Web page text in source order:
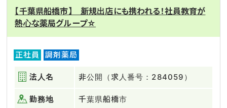
【千葉県船橋市】 新規出店にも携われる！社員教育が
熱心な薬局グループ☆
正社員 調剤薬局
法人名 非公開（求人番号：284059）
勤務地 千葉県船橋市